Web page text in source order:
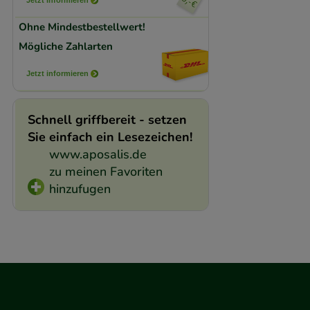
Ohne Mindestbestellwert!
Mögliche Zahlarten
Jetzt informieren
Schnell griffbereit - setzen
Sie einfach ein Lesezeichen!
www.aposalis.de
zu meinen Favoriten
hinzufugen